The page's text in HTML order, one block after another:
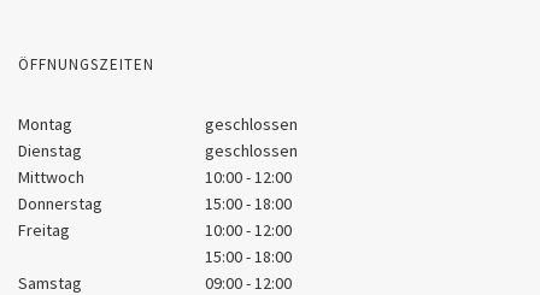
ÖFFNUNGSZEITEN
Montag
geschlossen
Dienstag
geschlossen
Mittwoch
10:00 - 12:00
Donnerstag
15:00 - 18:00
Freitag
10:00 - 12:00
15:00 - 18:00
Samstag
09:00 - 12:00